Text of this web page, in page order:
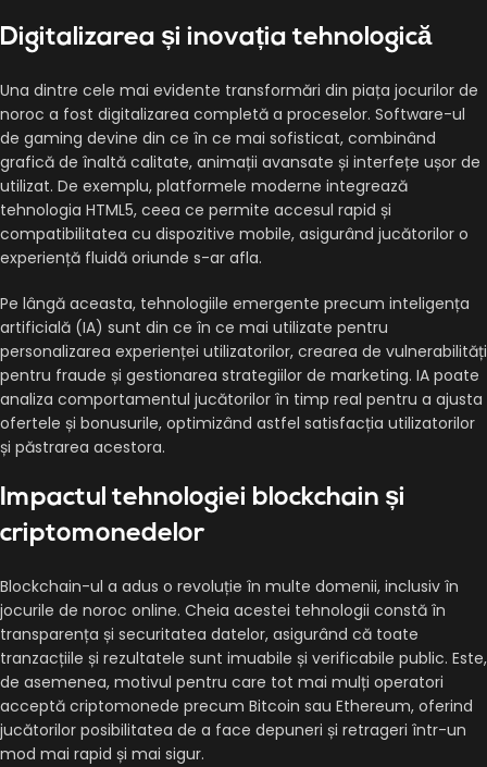
Digitalizarea și inovația tehnologică
Una dintre cele mai evidente transformări din piața jocurilor de
noroc a fost digitalizarea completă a proceselor. Software-ul
de gaming devine din ce în ce mai sofisticat, combinând
grafică de înaltă calitate, animații avansate și interfețe ușor de
utilizat. De exemplu, platformele moderne integrează
tehnologia HTML5, ceea ce permite accesul rapid și
compatibilitatea cu dispozitive mobile, asigurând jucătorilor o
experiență fluidă oriunde s-ar afla.
Pe lângă aceasta, tehnologiile emergente precum inteligența
artificială (IA) sunt din ce în ce mai utilizate pentru
personalizarea experienței utilizatorilor, crearea de vulnerabilități
pentru fraude și gestionarea strategiilor de marketing. IA poate
analiza comportamentul jucătorilor în timp real pentru a ajusta
ofertele și bonusurile, optimizând astfel satisfacția utilizatorilor
și păstrarea acestora.
Impactul tehnologiei blockchain și
criptomonedelor
Blockchain-ul a adus o revoluție în multe domenii, inclusiv în
jocurile de noroc online. Cheia acestei tehnologii constă în
transparența și securitatea datelor, asigurând că toate
tranzacțiile și rezultatele sunt imuabile și verificabile public. Este,
de asemenea, motivul pentru care tot mai mulți operatori
acceptă criptomonede precum Bitcoin sau Ethereum, oferind
jucătorilor posibilitatea de a face depuneri și retrageri într-un
mod mai rapid și mai sigur.